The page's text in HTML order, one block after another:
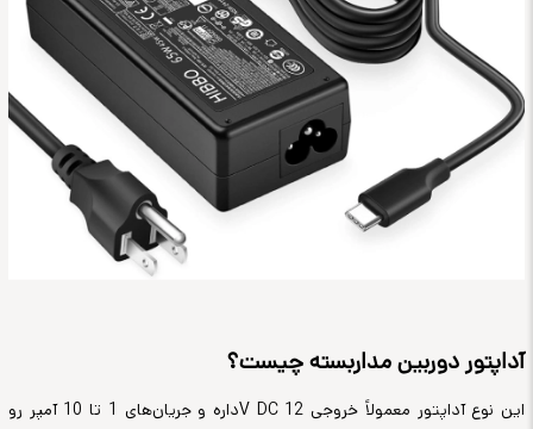
آداپتور دوربین مداربسته چیست؟
این نوع آداپتور معمولاً خروجی 12 V DC داره و جریان‌های 1 تا 10 آمپر رو